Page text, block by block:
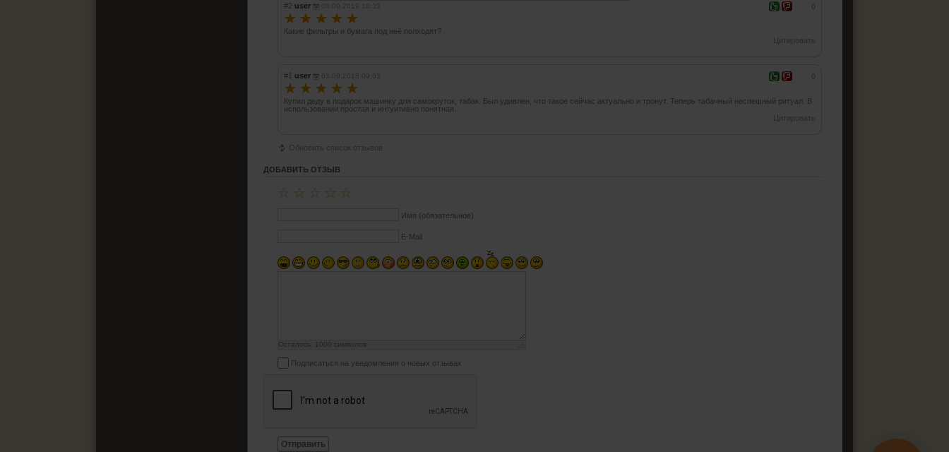
#2 user 08.09.2019 18:33
☆ ☆ ☆ ☆ ☆
Какие фильтры и бумага под неё полходят?
Цитировать
#1 user 03.09.2018 09:03
☆ ☆ ☆ ☆ ☆
Купил деду в подарок машинку для самокруток, табак. Был удивлен, что такое сейчас актуально и тронут. Теперь табачный неспешный ритуал. В
использовании простая и интуитивно понятная.
Цитировать
Обновить список отзывов
ДОБАВИТЬ ОТЗЫВ
☆
☆
☆
☆
☆
Имя (обязательное)
E-Mail
Осталось: 1000 символов
Подписаться на уведомления о новых отзывах
Отправить